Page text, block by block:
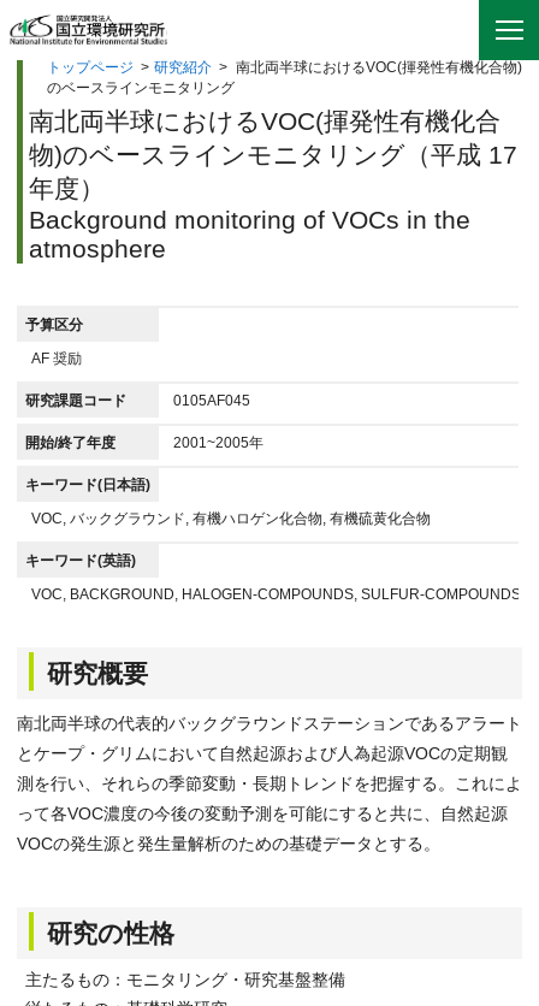
トップページ > 研究紹介 > 南北両半球におけるVOC(揮発性有機化合物)
のベースラインモニタリング
南北両半球におけるVOC(揮発性有機化合
物)のベースラインモニタリング（平成 17
年度）
Background monitoring of VOCs in the
atmosphere
予算区分
AF 奨励
研究課題コード 0105AF045
開始/終了年度 2001~2005年
キーワード(日本語)
VOC, バックグラウンド, 有機ハロゲン化合物, 有機硫黄化合物
キーワード(英語)
VOC, BACKGROUND, HALOGEN-COMPOUNDS, SULFUR-COMPOUNDS
研究概要
南北両半球の代表的バックグラウンドステーションであるアラート
とケープ・グリムにおいて自然起源および人為起源VOCの定期観
測を行い、それらの季節変動・長期トレンドを把握する。これによ
って各VOC濃度の今後の変動予測を可能にすると共に、自然起源
VOCの発生源と発生量解析のための基礎データとする。
研究の性格
主たるもの：モニタリング・研究基盤整備